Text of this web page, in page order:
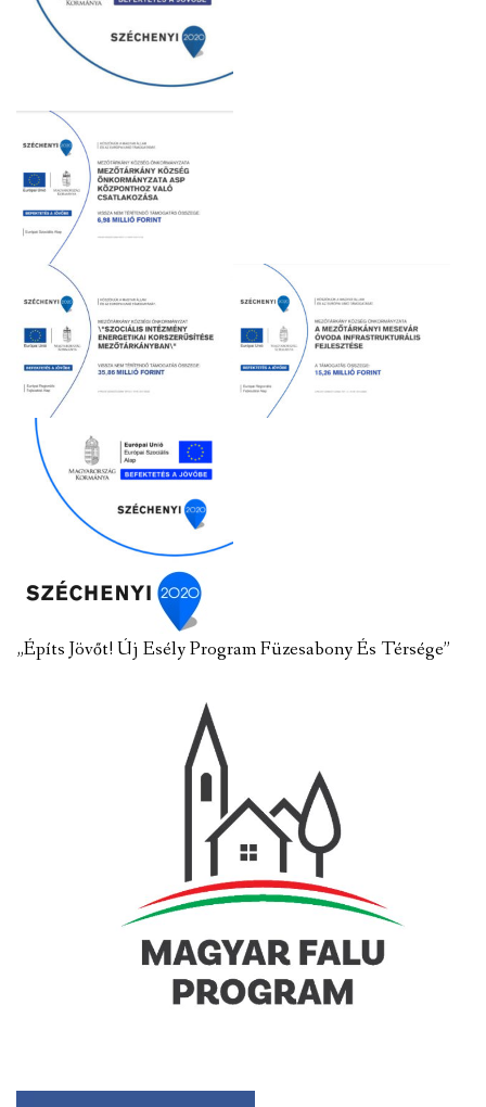
„Építs Jövőt! Új Esély Program Füzesabony És Térsége”